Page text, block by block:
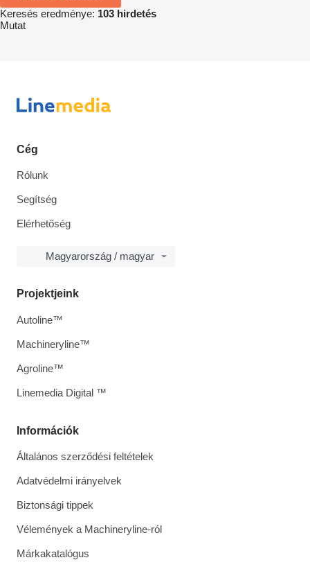
Keresés eredménye: 103 hirdetés
Mutat
Cég
Rólunk
Segítség
Elérhetőség
Magyarország / magyar
Információk
Általános szerződési feltételek
Adatvédelmi irányelvek
Biztonsági tippek
Vélemények a Machineryline-ról
Márkakatalógus
Projektjeink
Autoline™
Machineryline™
Agroline™
Linemedia Digital ™